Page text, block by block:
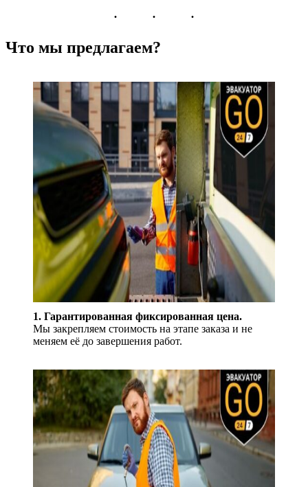
Что мы предлагаем?
1. Гарантированная фиксированная цена.
Мы закрепляем стоимость на этапе заказа и не
меняем её до завершения работ.